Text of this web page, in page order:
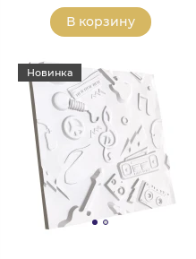
В корзину
Новинка